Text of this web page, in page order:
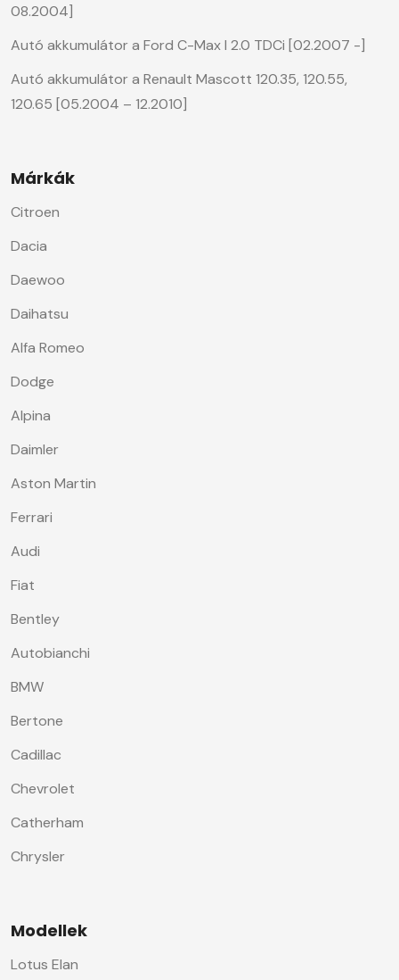
08.2004]
Autó akkumulátor a Ford C-Max I 2.0 TDCi [02.2007 -]
Autó akkumulátor a Renault Mascott 120.35, 120.55,
120.65 [05.2004 – 12.2010]
Márkák
Citroen
Dacia
Daewoo
Daihatsu
Alfa Romeo
Dodge
Alpina
Daimler
Aston Martin
Ferrari
Audi
Fiat
Bentley
Autobianchi
BMW
Bertone
Cadillac
Chevrolet
Catherham
Chrysler
Modellek
Lotus Elan